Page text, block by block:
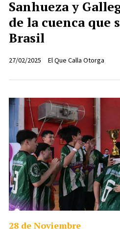
Sanhueza y
de la cuenca que
Brasil
El Que Calla Otorga
27/02/2025
28 de Noviembre